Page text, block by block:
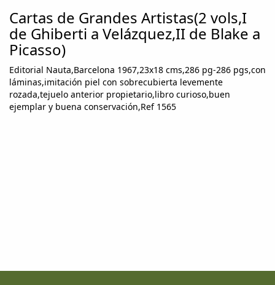
Cartas de Grandes Artistas(2 vols,I
de Ghiberti a Velázquez,II de Blake a
Picasso)
Editorial Nauta,Barcelona 1967,23x18 cms,286 pg-286 pgs,con
láminas,imitación piel con sobrecubierta levemente
rozada,tejuelo anterior propietario,libro curioso,buen
ejemplar y buena conservación,Ref 1565